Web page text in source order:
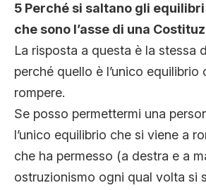
5 Perché si saltano gli
che sono l’asse di una
La risposta a questa è la stessa
perché quello è l’unico equilibrio
rompere.
Se posso permettermi una
l’unico equilibrio che si viene a
che ha permesso (a destra e a
ostruzionismo ogni qual volta si